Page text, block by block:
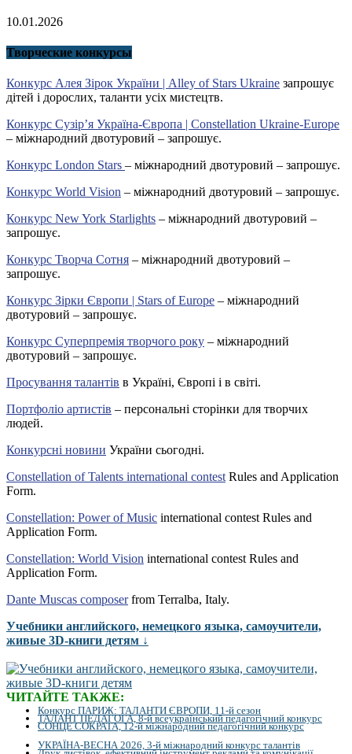
10.01.2026
Творческие конкурсы
Конкурс Алея Зірок України | Alley of Stars Ukraine запрошує
дітей і дорослих, таланти усіх мистецтв.
Конкурс Сузір’я Україна-Європа | Constellation Ukraine-Europe
– міжнародний двотуровий – запрошує.
Конкурс London Stars – міжнародний двотуровий – запрошує.
Конкурс World Vision – міжнародний двотуровий – запрошує.
Конкурс New York Starlights – міжнародний двотуровий –
запрошує.
Конкурс Творча Сотня – міжнародний двотуровий –
запрошує.
Конкурс Зірки Європи | Stars of Europe – міжнародний
двотуровий – запрошує.
Конкурс Суперпремія творчого року – міжнародний
двотуровий – запрошує.
Просування талантів в Україні, Європі і в світі.
Портфоліо артистів – персональні сторінки для творчих
людей.
Конкурсні новини України сьогодні.
Constellation of Talents international contest Rules and Application
Form.
Constellation: Power of Music international contest Rules and
Application Form.
Constellation: World Vision international contest Rules and
Application Form.
Dante Muscas composerfrom Terralba, Italy.
Учебники английского, немецкого языка, самоучители,
живые 3D-книги детям ↓
ЧИТАЙТЕ ТАКЖЕ:
Конкурс ПАРИЖ: ТАЛАНТИ ЄВРОПИ, 11-й сезон
ТАЛАНТ ПЕДАГОГА, 8-й всеукраїнський педагогічний конкурс
СОНЦЕ СОКРАТА, 12-й міжнародний педагогічний конкурс
УКРАЇНА-ВЕСНА 2026, 3-й міжнародний конкурс талантів